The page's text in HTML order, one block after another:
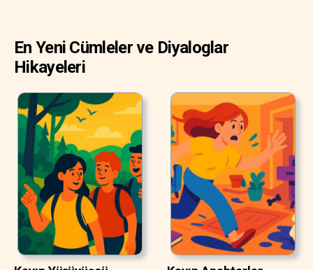
En Yeni Cümleler ve Diyaloglar
Hikayeleri